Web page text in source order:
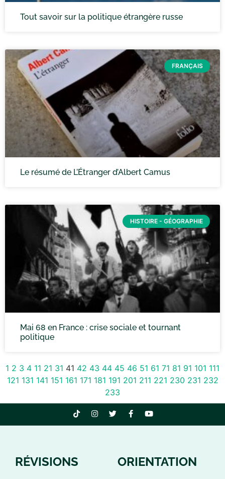
Tout savoir sur la politique étrangère russe
FRANÇAIS
Le résumé de L’Étranger d’Albert Camus
HISTOIRE - GÉOGRAPHIE
Mai 68 en France : crise sociale et tournant
politique
1 2 3 4 11 21 31 41 42 43 44 45 46 51 61 71 81 91 101 111
121 131 141 151 161 171 181 191 201 211 221 230 231 232
233
RÉVISIONS ORIENTATION